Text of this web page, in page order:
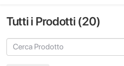
Tutti i Prodotti (20)